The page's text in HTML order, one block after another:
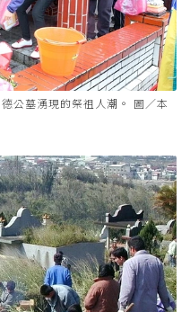
公墓湧現的祭祖人潮。 圖／本